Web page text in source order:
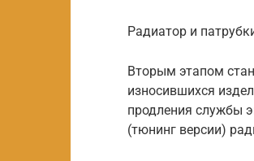
Радиатор и
Вторым этапом
износившихся
продления службы
(тюнинг версии)